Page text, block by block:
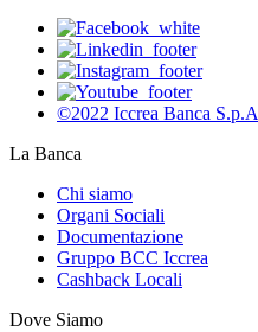
©2022 Iccrea Banca S.p.A
La Banca
Chi siamo
Organi Sociali
Documentazione
Gruppo BCC Iccrea
Cashback Locali
Dove Siamo